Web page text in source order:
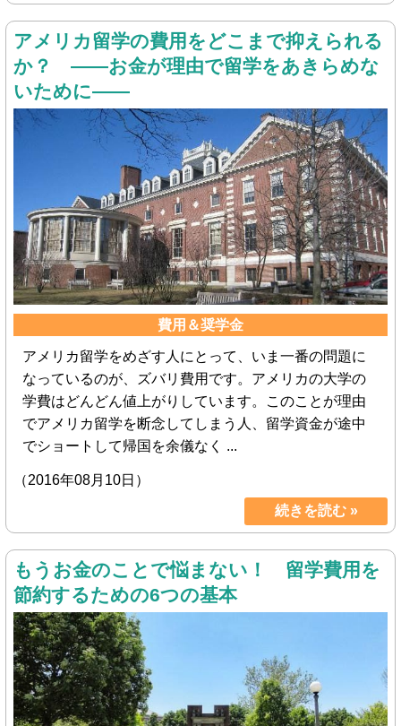
アメリカ留学の費用をどこまで抑えられる
か？ ――お金が理由で留学をあきらめな
いために――
費用＆奨学金
アメリカ留学をめざす人にとって、いま一番の問題に
なっているのが、ズバリ費用です。アメリカの大学の
学費はどんどん値上がりしています。このことが理由
でアメリカ留学を断念してしまう人、留学資金が途中
でショートして帰国を余儀なく ...
（2016年08月10日）
続きを読む »
もうお金のことで悩まない！ 留学費用を
節約するための6つの基本